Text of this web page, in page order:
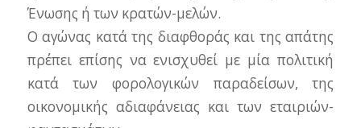
Ένωσης ή των κρατών-μελών.
Ο αγώνας κατά της διαφθοράς και της απάτης
πρέπει επίσης να ενισχυθεί με μία πολιτική
κατά των φορολογικών παραδείσων, της
οικονομικής αδιαφάνειας και των εταιριών-